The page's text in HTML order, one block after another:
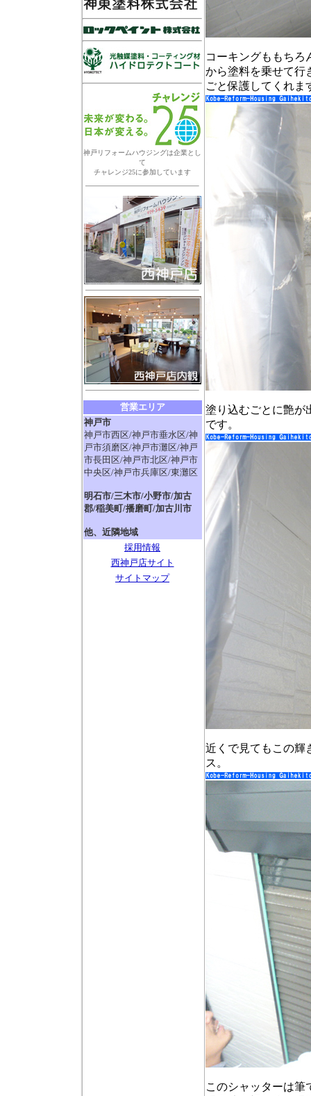
神戸リフォームハウジングは企業とし
て
チャレンジ25に参加しています
営業エリア
神戸市
神戸市西区/神戸市垂水区/神
戸市須磨区/神戸市灘区/神戸
市長田区/神戸市北区/神戸市
中央区/神戸市兵庫区/東灘区
明石市/三木市/小野市/加古
郡/稲美町/播磨町/加古川市
他、近隣地域
採用情報
西神戸店サイト
サイトマップ
コーキングももちろ
から塗料を乗せて行
ごと保護してくれま
塗り込むごとに艶が
です。
近くで見てもこの輝
ス。
このシャッターは筆